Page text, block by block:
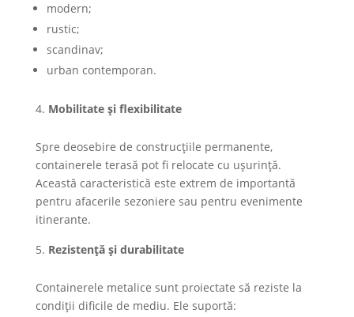
modern;
rustic;
scandinav;
urban contemporan.
Mobilitate și flexibilitate
Spre deosebire de construcțiile permanente,
containerele terasă pot fi relocate cu ușurință.
Această caracteristică este extrem de importantă
pentru afacerile sezoniere sau pentru evenimente
itinerante.
Rezistență și durabilitate
Containerele metalice sunt proiectate să reziste la
condiții dificile de mediu. Ele suportă: